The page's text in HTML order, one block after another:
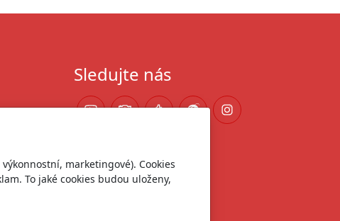
Sledujte nás
marketingové). Cookies
To jaké cookies budou uloženy,